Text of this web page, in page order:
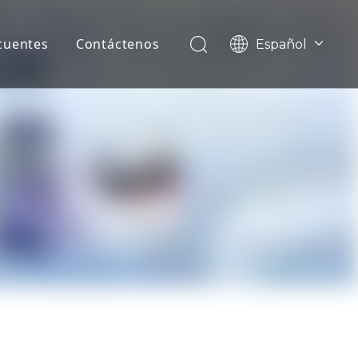
Contáctenos Español
Pусский